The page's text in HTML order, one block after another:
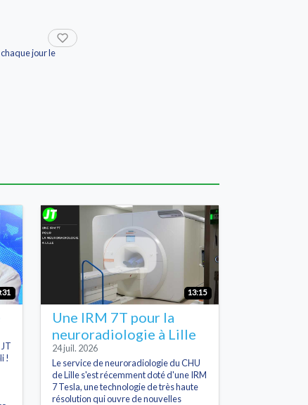
jour le
!
13:15
Une IRM 7T pour la
neuroradiologie à Lille
24 juil. 2026
Le service de neuroradiologie du CHU
de Lille s'est récemment doté d'une IRM
7 Tesla, une technologie de très haute
résolution qui ouvre de nouvelles